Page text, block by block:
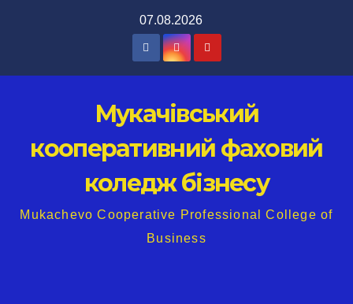
07.08.2026
Мукачівський
кооперативний фаховий
коледж бізнесу
Mukachevo Cooperative Professional College of
Business